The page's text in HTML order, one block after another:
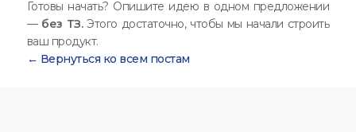
Готовы начать? Опишите идею в одном предложении
— без ТЗ.Этого достаточно, чтобы мы начали строить
ваш продукт.
← Вернуться ко всем постам